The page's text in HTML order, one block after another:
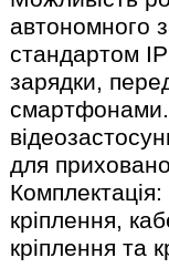
автономного
стандартом
зарядки,
смартфонами.
для
кріплення,
кріплення та